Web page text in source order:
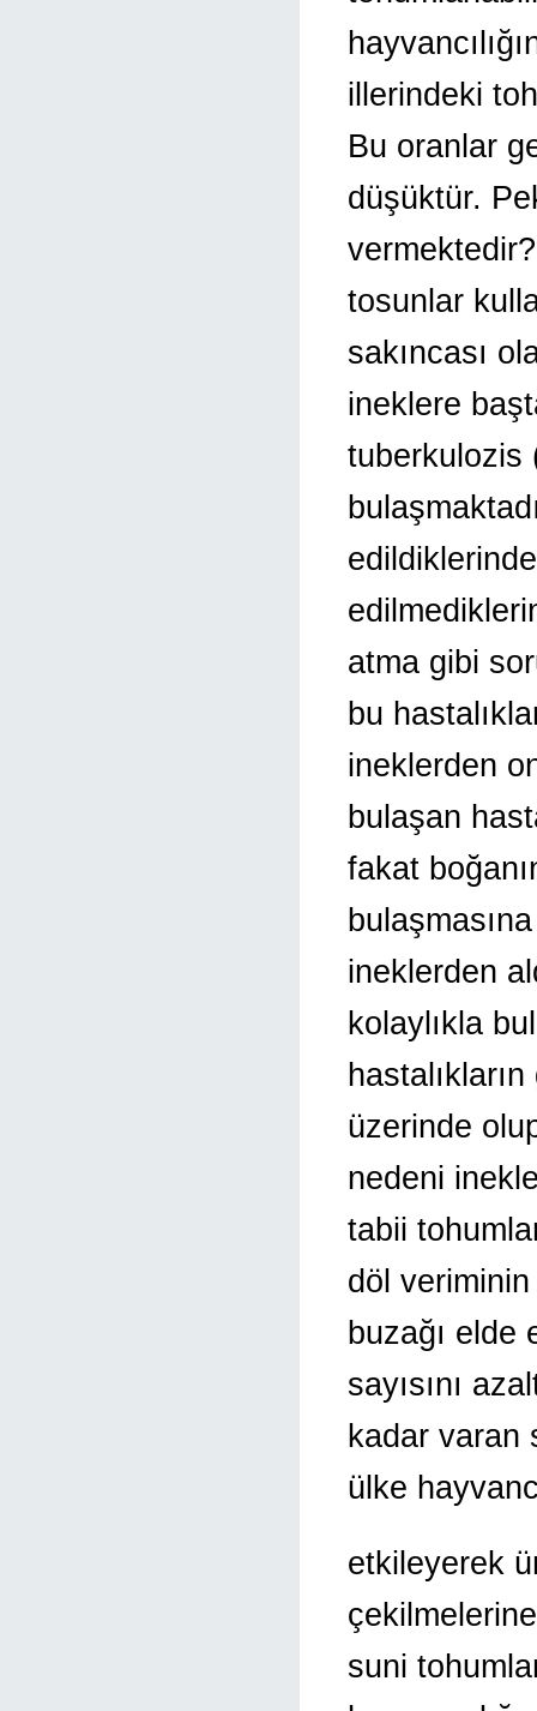
illerindeki
Bu oranlar
düşüktür.
tosunlar
sakıncası
ineklere
tuberkulozis
atma gibi
bu
ineklerden
bulaşan
fakat
ineklerden
kolaylıkla
üzerinde
nedeni
tabii
döl
buzağı elde
sayısını
kadar varan
ülke
etkileyerek
suni